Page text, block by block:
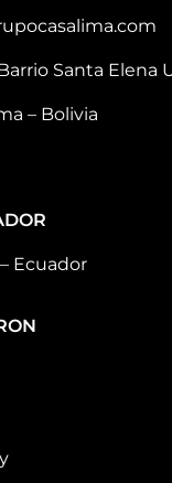
Santa Elena
– Bolivia
Ecuador